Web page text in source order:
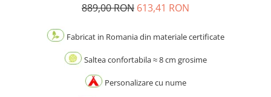
889,00 RON 613,41 RON
Fabricat in Romania din materiale certificate
Saltea confortabila ≈ 8 cm grosime
Personalizare cu nume